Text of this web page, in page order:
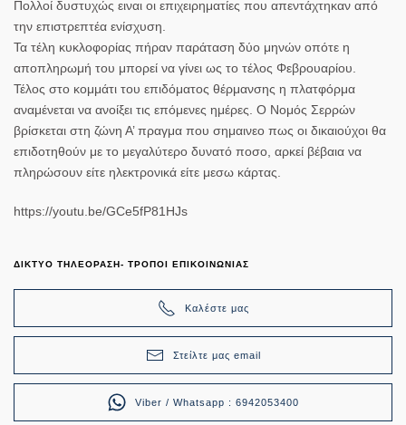
Πολλοί δυστυχώς ειναι οι επιχειρηματίες που απεντάχτηκαν από
την επιστρεπτέα ενίσχυση.
Τα τέλη κυκλοφορίας πήραν παράταση δύο μηνών οπότε η
αποπληρωμή του μπορεί να γίνει ως το τέλος Φεβρουαρίου.
Τέλος στο κομμάτι του επιδόματος θέρμανσης η πλατφόρμα
αναμένεται να ανοίξει τις επόμενες ημέρες. Ο Νομός Σερρών
βρίσκεται στη ζώνη Α’ πραγμα που σημαινεο πως οι δικαιούχοι θα
επιδοτηθούν με το μεγαλύτερο δυνατό ποσο, αρκεί βέβαια να
πληρώσουν είτε ηλεκτρονικά είτε μεσω κάρτας.
https://youtu.be/GCe5fP81HJs
ΔΙΚΤΥΟ ΤΗΛΕΟΡΑΣΗ- ΤΡΟΠΟΙ ΕΠΙΚΟΙΝΩΝΙΑΣ
Καλέστε μας
Στείλτε μας email
Viber / Whatsapp : 6942053400